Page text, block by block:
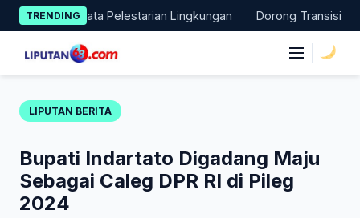
Skip
to
content
TRENDING
Aksi Nyata Pelestarian Lingkungan Dorong Transisi Energi
LIPUTAN BERITA
Bupati Indartato Digadang Maju
Sebagai Caleg DPR RI di Pileg
2024